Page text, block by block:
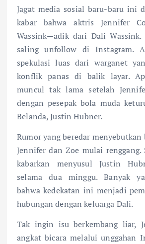
Jagat media sosial baru-baru ini
kabar bahwa aktris Jennifer
Wassink—adik dari Dali Wassink.
saling unfollow di Instagram.
spekulasi luas dari warganet
konflik panas di balik layar.
muncul tak lama setelah
dengan pesepak bola muda
Belanda, Justin Hubner.
Rumor yang beredar menyebutkan
Jennifer dan Zoe mulai renggang.
kabarkan menyusul Justin
selama dua minggu. Banyak
bahwa kedekatan ini menjadi
hubungan dengan keluarga Dali.
Tak ingin isu berkembang liar,
angkat bicara melalui unggahan